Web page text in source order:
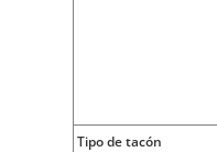
Tipo de tacón